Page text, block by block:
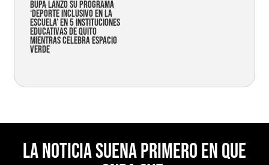
Bupa lanzó su programa
‘Deporte Inclusivo en la
Escuela’ en 5 instituciones
educativas de Quito
mientras celebra espacio
verde
La noticia suena primero en Que